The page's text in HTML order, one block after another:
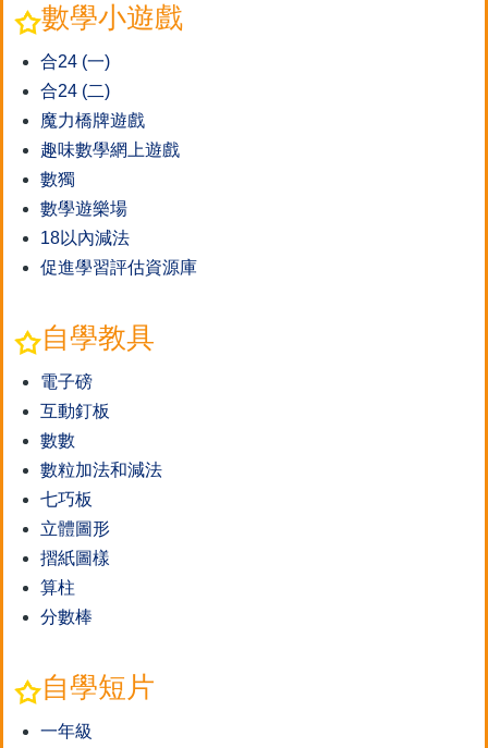
數學小遊戲
合24 (一)
合24 (二)
魔力橋牌遊戲
趣味數學網上遊戲
數獨
數學遊樂場
18以內減法
促進學習評估資源庫
自學教具
電子磅
互動釘板
數數
數粒加法和減法
七巧板
立體圖形
摺紙圖樣
算柱
分數棒
自學短片
一年級